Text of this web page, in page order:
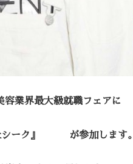
業界最大級就職フェアに
ーク』 が参加します。